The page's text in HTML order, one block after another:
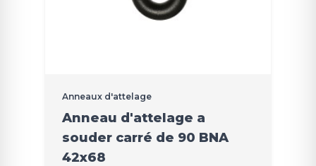
Anneaux d'attelage
Anneau d'attelage a
souder carré de 90 BNA
42x68